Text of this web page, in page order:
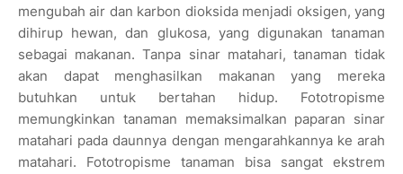
mengubah air dan karbon dioksida menjadi oksigen, yang
dihirup hewan, dan glukosa, yang digunakan tanaman
sebagai makanan. Tanpa sinar matahari, tanaman tidak
akan dapat menghasilkan makanan yang mereka
butuhkan untuk bertahan hidup. Fototropisme
memungkinkan tanaman memaksimalkan paparan sinar
matahari pada daunnya dengan mengarahkannya ke arah
matahari. Fototropisme tanaman bisa sangat ekstrem